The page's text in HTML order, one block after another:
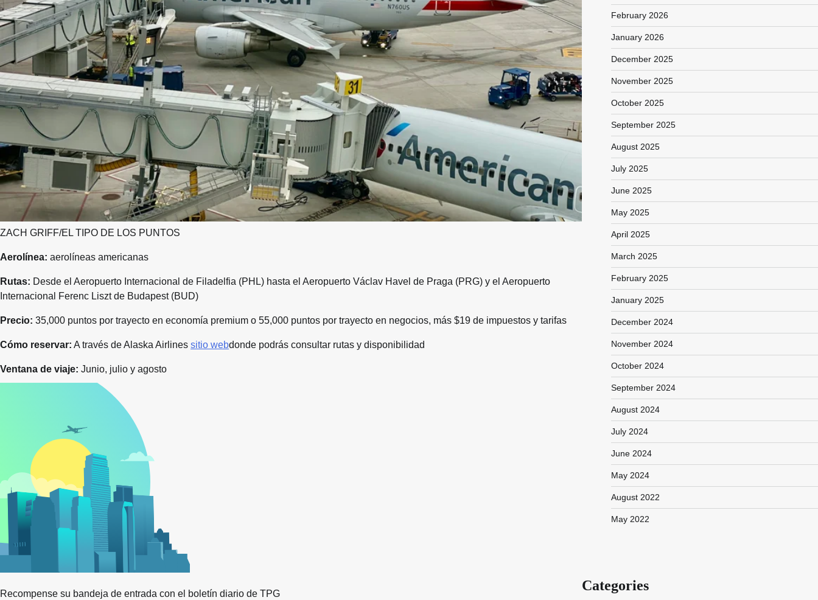
ZACH GRIFF/EL TIPO DE LOS PUNTOS
Aerolínea: aerolíneas americanas
Rutas: Desde el Aeropuerto Internacional de Filadelfia (PHL) hasta el Aeropuerto Václav Havel de Praga (PRG) y el Aeropuerto
Internacional Ferenc Liszt de Budapest (BUD)
Precio: 35,000 puntos por trayecto en economía premium o 55,000 puntos por trayecto en negocios, más $19 de impuestos y tarifas
Cómo reservar: A través de Alaska Airlines sitio webdonde podrás consultar rutas y disponibilidad
Ventana de viaje: Junio, julio y agosto
Recompense su bandeja de entrada con el boletín diario de TPG
February 2026
January 2026
December 2025
November 2025
October 2025
September 2025
August 2025
July 2025
June 2025
May 2025
April 2025
March 2025
February 2025
January 2025
December 2024
November 2024
October 2024
September 2024
August 2024
July 2024
June 2024
May 2024
August 2022
May 2022
Categories